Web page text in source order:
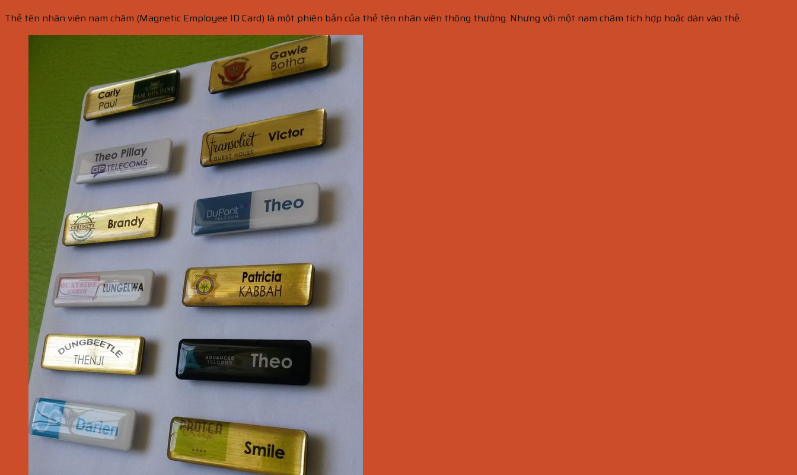
Thẻ tên nhân viên nam châm (Magnetic Employee ID Card) là một phiên bản của thẻ tên nhân viên thông thường. Nhưng với một nam châm tích hợp hoặc dán vào thẻ.